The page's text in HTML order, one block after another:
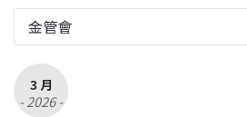
3 月
- 2026 -